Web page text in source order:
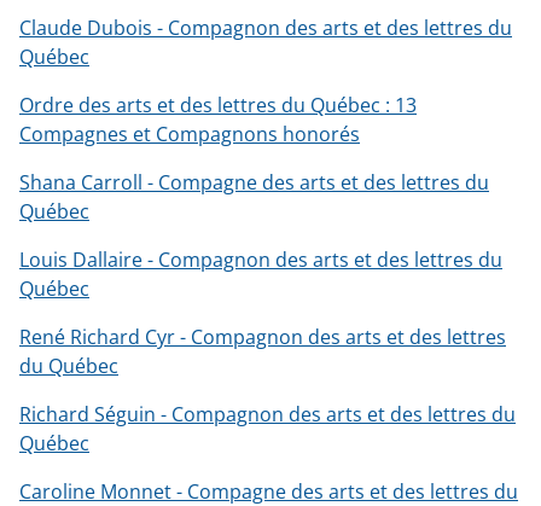
Claude Dubois - Compagnon des arts et des lettres du
Québec
Ordre des arts et des lettres du Québec : 13
Compagnes et Compagnons honorés
Shana Carroll - Compagne des arts et des lettres du
Québec
Louis Dallaire - Compagnon des arts et des lettres du
Québec
René Richard Cyr - Compagnon des arts et des lettres
du Québec
Richard Séguin - Compagnon des arts et des lettres du
Québec
Caroline Monnet - Compagne des arts et des lettres du